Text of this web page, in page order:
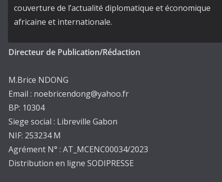
couverture de l’actualité diplomatique et économique
africaine et internationale.
Directeur de Publication/Rédaction
M.Brice NDONG
Email : noebricendong@yahoo.fr
BP: 10304
Siege social : Libreville Gabon
NIF: 253234 M
Agrément N° : AT_MCENC00034/2023
Distribution en ligne SODIPRESSE